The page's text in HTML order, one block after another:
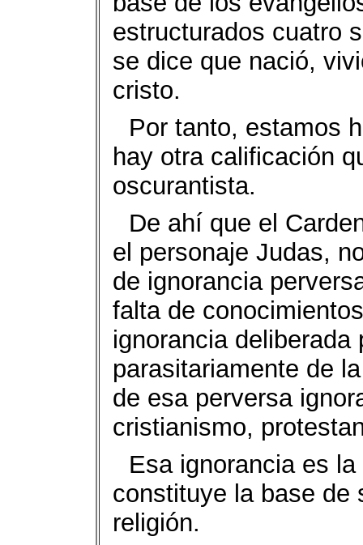
estructurados cuatro
se dice que nació,
cristo.
Por tanto, estamos
hay otra calificación
oscurantista.
De ahí que el
el personaje Judas,
de ignorancia
falta de
ignorancia
parasitariamente de
de esa perversa
cristianismo,
Esa ignorancia es
constituye la base de
religión.